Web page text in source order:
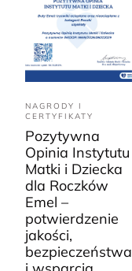
NAGRODY I
CERTYFIKATY
Pozytywna
Opinia Instytutu
Matki i Dziecka
dla Roczków
Emel –
potwierdzenie
jakości,
bezpieczeństwa